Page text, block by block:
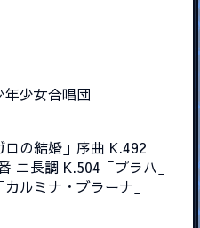
年少女合唱団
の結婚」序曲 K.492
ニ長調 K.504「プラハ」
ルミナ・ブラーナ」